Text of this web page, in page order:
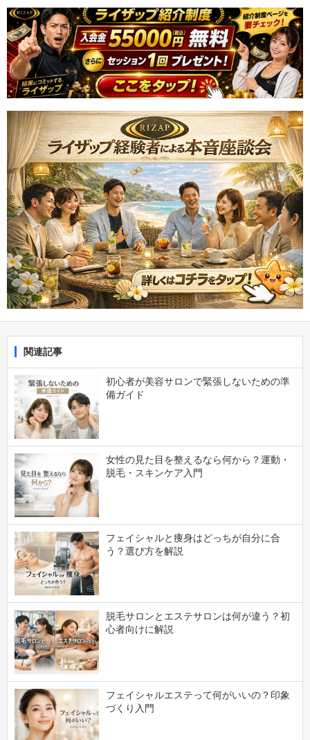
関連記事
初心者が美容サロンで緊張しないための準
備ガイド
女性の見た目を整えるなら何から？運動・
脱毛・スキンケア入門
フェイシャルと痩身はどっちが自分に合
う？選び方を解説
脱毛サロンとエステサロンは何が違う？初
心者向けに解説
フェイシャルエステって何がいいの？印象
づくり入門